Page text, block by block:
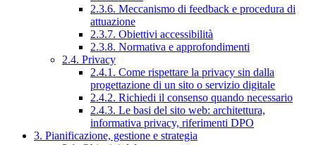
2.3.6. Meccanismo di feedback e procedura di
attuazione
2.3.7. Obiettivi accessibilità
2.3.8. Normativa e approfondimenti
2.4. Privacy
2.4.1. Come rispettare la privacy sin dalla
progettazione di un sito o servizio digitale
2.4.2. Richiedi il consenso quando necessario
2.4.3. Le basi del sito web: architettura,
informativa privacy, riferimenti DPO
3. Pianificazione, gestione e strategia